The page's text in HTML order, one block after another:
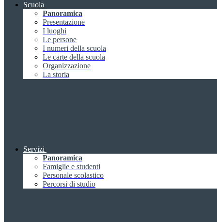
Scuola
Panoramica
Presentazione
I luoghi
Le persone
I numeri della scuola
Le carte della scuola
Organizzazione
La storia
Servizi
Panoramica
Famiglie e studenti
Personale scolastico
Percorsi di studio